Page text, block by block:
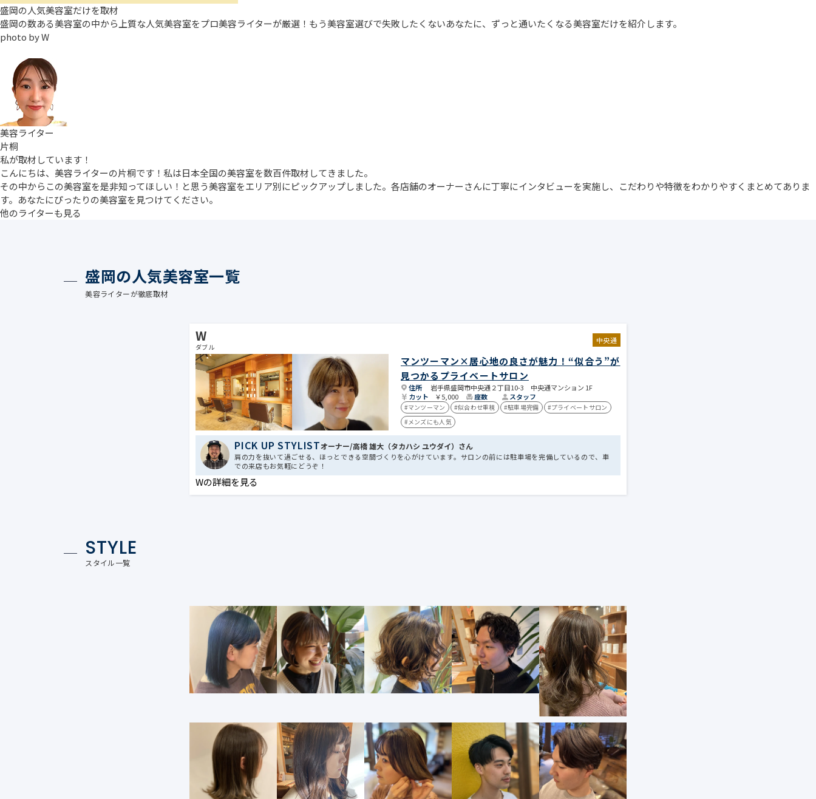
盛岡の人気美容室だけを取材
盛岡の数ある美容室の中から上質な人気美容室をプロ美容ライターが厳選！もう美容室選びで失敗したくないあなたに、ずっと通いたくなる美容室だけを紹介します。
photo byW
美容ライター
片桐
私が取材しています！
こんにちは、美容ライターの片桐です！私は日本全国の美容室を数百件取材してきました。
その中からこの美容室を是非知ってほしい！と思う美容室をエリア別にピックアップしました。各店舗のオーナーさんに丁寧にインタビューを実施し、こだわりや特徴をわかりやすくまとめてありま
す。あなたにぴったりの美容室を見つけてください。
他のライターも見る
盛岡の人気美容室一覧
美容ライターが徹底取材
W
ダブル
中央通
マンツーマン×居心地の良さが魅力！“似合う”が
見つかるプライベートサロン
住所
岩手県盛岡市中央通２丁目10-3 中央通マンション 1F
カット
￥5,000 座数 スタッフ
#マンツーマン #似合わせ重視 #駐車場完備
#プライベートサロン
#メンズにも人気
PICK UP STYLISTオーナー/高橋 雄大（タカハシ ユウダイ）さん
肩の力を抜いて過ごせる、ほっとできる空間づくりを心がけています。サロンの前には駐車場を完備しているので、車
での来店もお気軽にどうぞ！
Wの詳細を見る
STYLE
スタイル一覧